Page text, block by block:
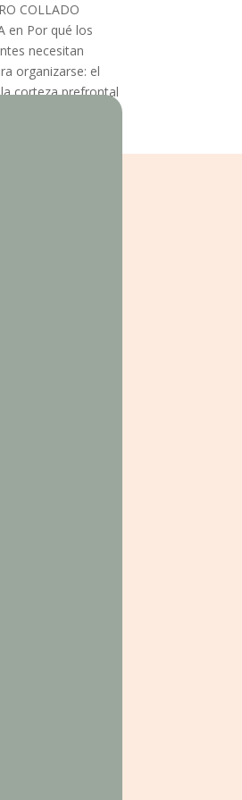
COLLADO
en Por qué los
necesitan
organizarse: el
corteza prefrontal